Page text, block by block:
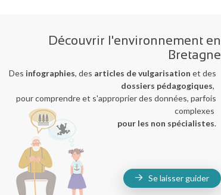
Découvrir l'environnement en
Bretagne
Des infographies, des articles de vulgarisation et des
dossiers pédagogiques,
pour comprendre et s'approprier des données, parfois
complexes
pour les non spécialistes.
Se laisser guider